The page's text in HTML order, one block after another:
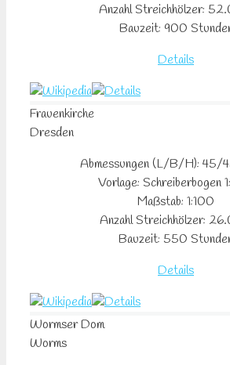
Anzahl Streichhölzer:
Bauzeit: 900
Details
Frauenkirche
Dresden
Abmessungen (L/B/H): 45/
Vorlage: Schreiberbogen
Maßstab: 1:100
Anzahl Streichhölzer:
Bauzeit: 550
Details
WormserDom
Worms